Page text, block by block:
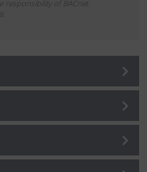
of BACnet